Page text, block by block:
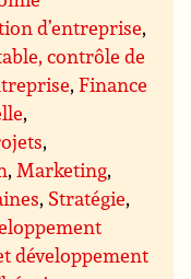
d’entreprise,
contrôle de
,Finance
,
,
, Marketing,
, Stratégie,
développement